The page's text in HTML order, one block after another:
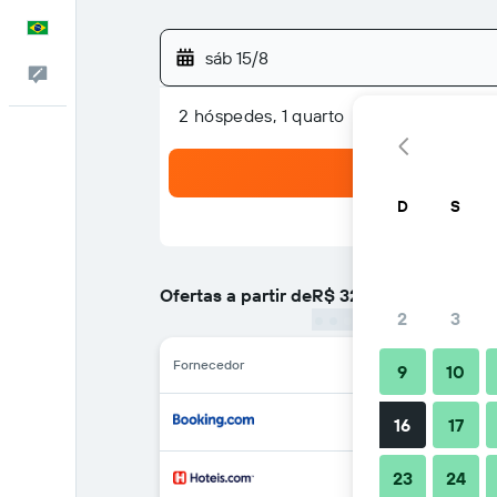
Comentários
sáb 15/8
2 hóspedes, 1 quarto
Ofertas a partir deR$ 324
Fornecedor
D S
2 3
9 10
16 17
23 24